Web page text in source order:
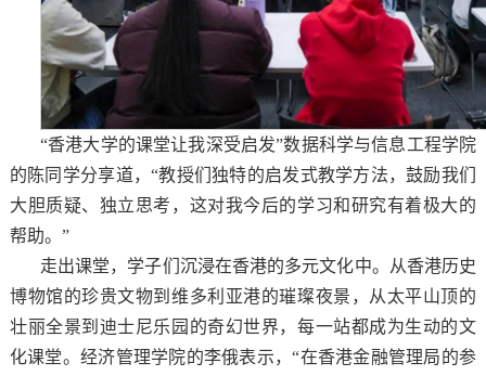
“香港大学的课堂让我深受启发”数据科学与信息工程学院
的陈同学分享道，“教授们独特的启发式教学方法，鼓励我们
大胆质疑、独立思考，这对我今后的学习和研究有着极大的
帮助。”
走出课堂，学子们沉浸在香港的多元文化中。从香港历史
博物馆的珍贵文物到维多利亚港的璀璨夜景，从太平山顶的
壮丽全景到迪士尼乐园的奇幻世界，每一站都成为生动的文
化课堂。经济管理学院的李俄表示，“在香港金融管理局的参